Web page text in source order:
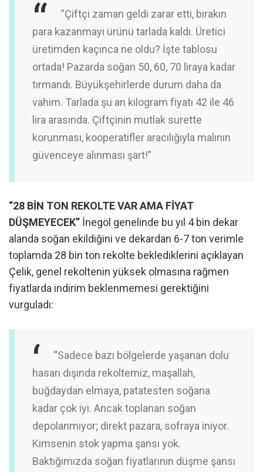
“Çiftçi zaman geldi zarar etti, bırakın
para kazanmayı ürünü tarlada kaldı. Üretici
üretimden kaçınca ne oldu? İşte tablosu
ortada! Pazarda soğan 50, 60, 70 liraya kadar
tırmandı. Büyükşehirlerde durum daha da
vahim. Tarlada şu an kilogram fiyatı 42 ile 46
lira arasında. Çiftçinin mutlak surette
korunması, kooperatifler aracılığıyla malının
güvenceye alınması şart!”
“28 BİN TON REKOLTE VAR AMA FİYAT
DÜŞMEYECEK” İnegöl genelinde bu yıl 4 bin dekar
alanda soğan ekildiğini ve dekardan 6-7 ton verimle
toplamda 28 bin ton rekolte beklediklerini açıklayan
Çelik, genel rekoltenin yüksek olmasına rağmen
fiyatlarda indirim beklenmemesi gerektiğini
vurguladı:
“Sadece bazı bölgelerde yaşanan dolu
hasarı dışında rekoltemiz, maşallah,
buğdaydan elmaya, patatesten soğana
kadar çok iyi. Ancak toplanan soğan
depolanmıyor; direkt pazara, sofraya iniyor.
Kimsenin stok yapma şansı yok.
Baktığımızda soğan fiyatlarının düşme şansı